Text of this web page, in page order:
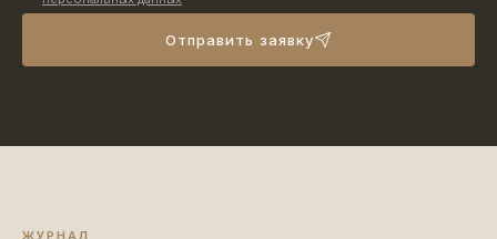
Отправить заявку
ЖУРНАЛ